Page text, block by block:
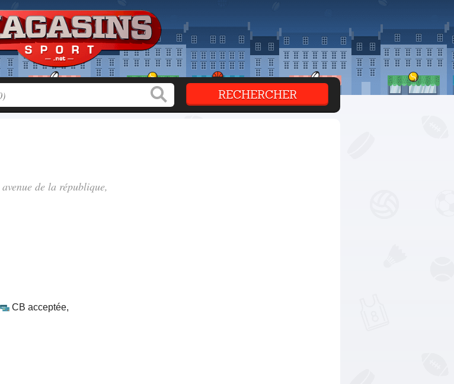
avenue de la république,
CB acceptée,